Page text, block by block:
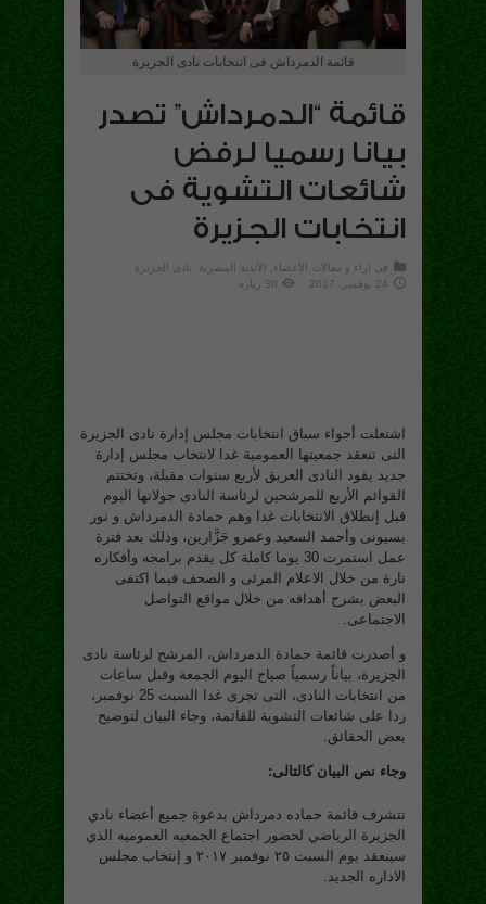
قائمة الدمرداش فى انتخابات نادى الجزيرة
قائمة “الدمرداش” تصدر
بيانا رسميا لرفض
شائعات التشوية فى
انتخابات الجزيرة
في اراء و مقالات الأعضاء الأندية المصرية
نادى الجزيرة
24 نوفمبر، 2017
30 زيارة
اشتعلت أجواء سباق انتخابات مجلس إدارة نادى الجزيرة
التى تنعقد جمعيتها العمومية غدا لانتخاب مجلس إدارة
جديد يقود النادى العريق لأربع سنوات مقبلة، وتختتم
القوائم الأربع للمرشحين لرئاسة النادى جولاتها اليوم
قبل إنطلاق الانتخابات غدا وهم حمادة الدمرداش و نور
بسيونى وأحمد السعيد وعمرو جَزَّارين، وذلك بعد فترة
عمل استمرت 30 يوما كاملة كل يقدم برامجه وأفكاره
تارة من خلال الاعلام المرئى و الصحف فيما اكتفى
البعض بشرح أهدافه من خلال مواقع التواصل
الاجتماعى.
و أصدرت قائمة حمادة الدمرداش، المرشح لرئاسة نادى
الجزيرة، بياناً رسمياً صباح اليوم الجمعة وقبل ساعات
من انتخابات النادى، التى تجرى غدا السبت 25 نوفمبر،
ردا على شائعات التشوية للقائمة، وجاء البيان لتوضيح
بعض الحقائق.
وجاء نص البيان كالتالى:
تتشرف قائمة حماده دمرداش بدعوة جميع أعضاء نادي
الجزيرة الرياضي لحضور اجتماع الجمعيه العموميه الذي
سينعقد يوم السبت ٢٥ نوفمبر ٢٠١٧ و إنتخاب مجلس
الاداره الجديد.